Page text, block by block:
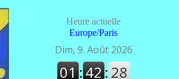
Heure actuelle
Europe/Paris